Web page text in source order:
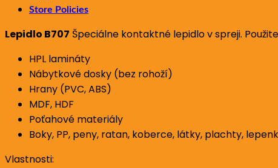
Store Policies
Lepidlo B707 Špeciálne kontaktné lepidlo v spreji.
HPL lamináty
Nábytkové dosky (bez rohoží)
Hrany (PVC, ABS)
MDF, HDF
Poťahové materiály
Boky, PP, peny, ratan, koberce, látky, plachty,
Vlastnosti: